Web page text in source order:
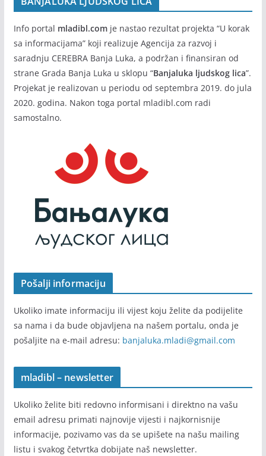
Info portal mladibl.comje nastao rezultat projekta “U korak
sa informacijama” koji realizuje Agencija za razvoj i
saradnju CEREBRA Banja Luka, a podržan i finansiran od
strane Grada Banja Luka u sklopu “Banjaluka ljudskog lica”.
Projekat je realizovan u periodu od septembra 2019. do jula
2020. godina. Nakon toga portal mladibl.com radi
samostalno.
Pošalji informaciju
Ukoliko imate informaciju ili vijest koju želite da podijelite
sa nama i da bude objavljena na našem portalu, onda je
pošaljite na e-mail adresu: banjaluka.mladi@gmail.com
mladibl – newsletter
Ukoliko želite biti redovno informisani i direktno na vašu
email adresu primati najnovije vijesti i najkornisnije
informacije, pozivamo vas da se upišete na našu mailing
listu i svakog četvrtka dobijate naš newsletter.